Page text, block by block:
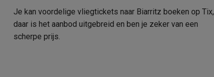
Je kan voordelige vliegtickets naar Biarritz boeken op Tix,
daar is het aanbod uitgebreid en ben je zeker van een
scherpe prijs.